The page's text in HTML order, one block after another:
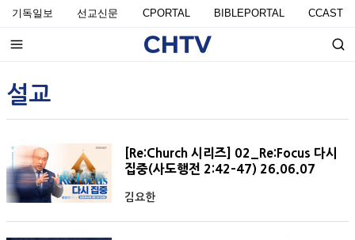
기독일보 선교신문 CPORTAL BIBLEPORTAL CCAST
설교
[Re:Church 시리즈] 02_Re:Focus 다시
집중(사도행전 2:42-47) 26.06.07
김요한